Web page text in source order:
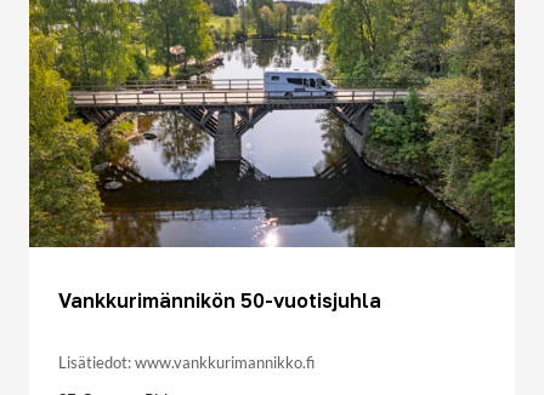
Vankkurimännikön 50-vuotisjuhla
Lisätiedot: www.vankkurimannikko.fi